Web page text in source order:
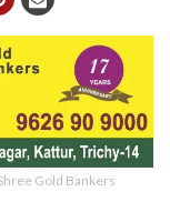
Gold Bankers